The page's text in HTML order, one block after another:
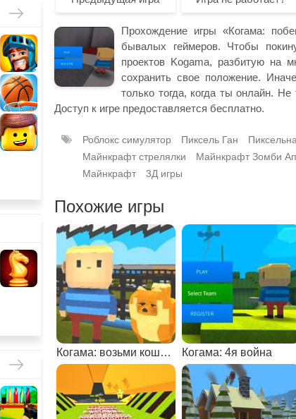
Прохождение игры «Когама:
бывалых геймеров. Чтобы
проектов Kogama, разбитую на
сохранить свое положение.
только тогда, когда ты онлайн.
Доступ к игре предоставляется бесплатно.
Роблокс симулятор Пиксель Ган
Майнкрафт стрелялки
Майнкрафт Зомби
Майнкрафт
3Д игры
Похожие игры
Когама: возьми кошку или собаку Когама: 4я война